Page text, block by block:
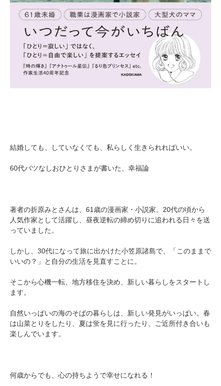
結婚しても、していなくても、私らしく生きられればいい。
60代バツなしおひとりさまが書いた、幸福論
著者の折原みとさんは、61歳の漫画家・小説家。20代の頃から
人気作家として活躍し、昼夜逆転の締め切りに追われる日々を送
っていました。
しかし、30代になって旅に出かけた小笠原諸島で、「このままで
いいの？」と自分の生活を見直すことに。
そこから心機一転、地方移住を決め、新しい暮らしをスタートし
ます。
自然いっぱいの海のそばの暮らしは、新しい発見がいっぱい。春
は山菜とりをしたり、夏は蛍を見に行ったり、ご近所付き合いも
楽しんでいます。
何歳からでも、心の持ちようで幸せになれる！